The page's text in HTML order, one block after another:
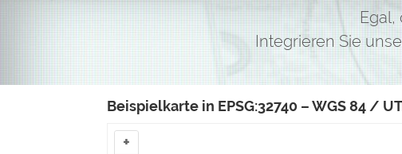
Integrieren Sie
Beispielkarte in EPSG:32740 – WGS 84 /
+